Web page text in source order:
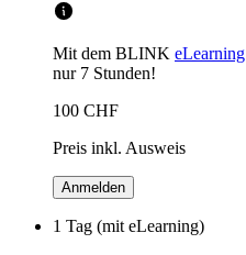
Mit dem BLINK eLearning
nur 7 Stunden!
100 CHF
Preis inkl. Ausweis
Anmelden
1 Tag (mit eLearning)